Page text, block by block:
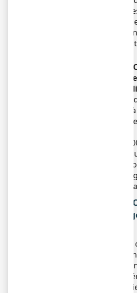
vertigineuses et des
peuvent survenir peu
rubrique 4). Si vous êtes
ne devez pas conduire ou
ESOMEPRAZOLE VIATRIS
contient du saccharose,
benzoïque (E210) et du
Si votre médecin vous a dit
présentez une intolérance
sucres, vous devez
Ce médicament contient
benzoïque dans chaque
Ce médicament contient
de sodium par gélule (23
qu’il est « essentiellement
3. COMMENT PRENDRE
VIATRIS CONSEIL 20 mg,
Veuillez à toujours
en suivant exactement les
cette notice ou les
médecin ou pharmacien.
votre médecin ou